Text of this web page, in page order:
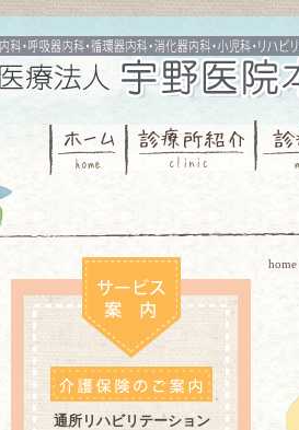
通所リハビリテーション
home